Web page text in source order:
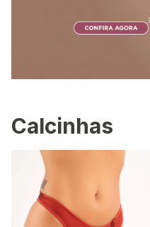
Calcinhas